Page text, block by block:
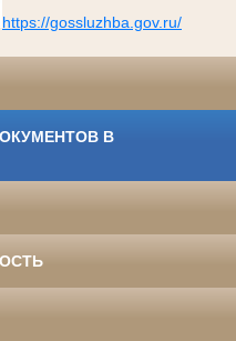
https://gossluzhba.gov.ru/
В